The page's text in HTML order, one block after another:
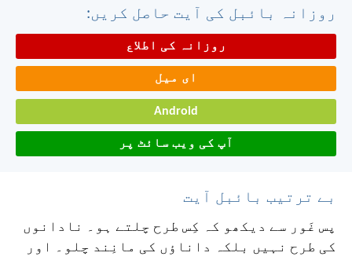
روزانہ بائبل کی آیت حاصل کریں:
روزانہ کی اطلاع
ای میل
Android
آپ کی ویب سائٹ پر
بے ترتیب بائبل آیت
پس غَور سے دیکھو کہ کِس طرح چلتے ہو۔ نادانوں
کی طرح نہیں بلکہ داناؤں کی مانِند چلو۔ اور